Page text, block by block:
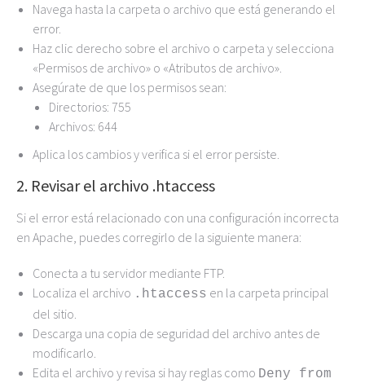
Navega hasta la carpeta o archivo que está generando el
error.
Haz clic derecho sobre el archivo o carpeta y selecciona
«Permisos de archivo» o «Atributos de archivo».
Asegúrate de que los permisos sean:
Directorios: 755
Archivos: 644
Aplica los cambios y verifica si el error persiste.
2. Revisar el archivo .htaccess
Si el error está relacionado con una configuración incorrecta
en Apache, puedes corregirlo de la siguiente manera:
Conecta a tu servidor mediante FTP.
Localiza el archivo .htaccess en la carpeta principal
del sitio.
Descarga una copia de seguridad del archivo antes de
modificarlo.
Edita el archivo y revisa si hay reglas como Deny from